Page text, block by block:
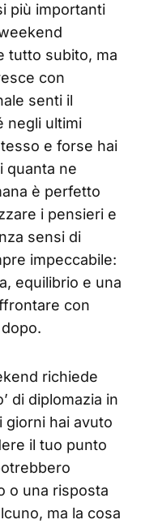
più importanti
tutto subito, ma
con
senti il
negli ultimi
e forse hai
quanta ne
è perfetto
i pensieri e
sensi di
impeccabile:
equilibrio e una
con
richiede
di diplomazia in
giorni hai avuto
il tuo punto
o una risposta
ma la cosa